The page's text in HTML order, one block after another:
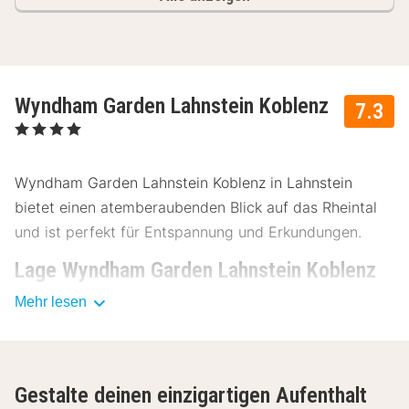
7.3
Wyndham Garden Lahnstein Koblenz
, 4 Sterne
Wyndham Garden Lahnstein Koblenz in Lahnstein
bietet einen atemberaubenden Blick auf das Rheintal
und ist perfekt für Entspannung und Erkundungen.
Lage Wyndham Garden Lahnstein Koblenz
Das Wyndham Garden Lahnstein Koblenz liegt nur 10
Mehr lesen
Gestalte deinen einzigartigen Aufenthalt